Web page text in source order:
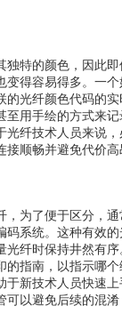
独特的颜色，因此
变得容易得多。一
的光纤颜色代码的
至用手绘的方式来
光纤技术人员来说
顺畅并避免代价高
，为了便于区分，
码系统。这种有效
光纤时保持井然有
的指南，以指示哪
于新技术人员快速
可以避免后续的混